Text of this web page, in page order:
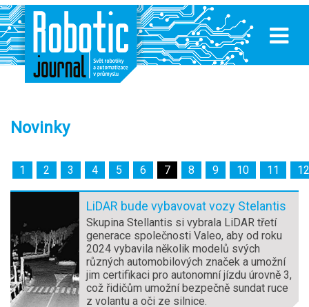
Novinky
1 2 3 4 5 6 7 8 9 10 11 12
LiDAR bude vybavovat vozy Stelantis
Skupina Stellantis si vybrala LiDAR třetí
generace společnosti Valeo, aby od roku
2024 vybavila několik modelů svých
různých automobilových značek a umožní
jim certifikaci pro autonomní jízdu úrovně 3,
což řidičům umožní bezpečně sundat ruce
z volantu a oči ze silnice.